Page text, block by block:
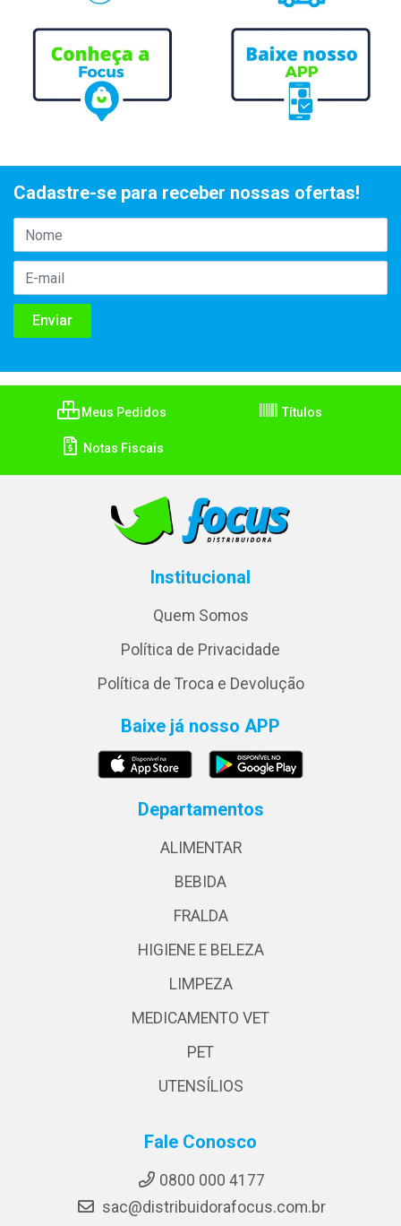
Cadastre-se para receber nossas ofertas!
Meus Pedidos Títulos
Notas Fiscais
Institucional
Quem Somos
Política de Privacidade
Política de Troca e Devolução
Baixe já nosso APP
Departamentos
ALIMENTAR
BEBIDA
FRALDA
HIGIENE E BELEZA
LIMPEZA
MEDICAMENTO VET
PET
UTENSÍLIOS
Fale Conosco
0800 000 4177
sac@distribuidorafocus.com.br